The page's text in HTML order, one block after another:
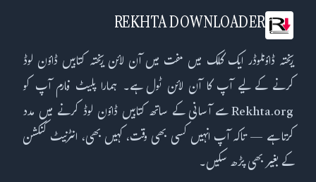
REKHTA DOWNLOADER
ریختہ ڈاؤنلوڈر ایک کلک میں مفت میں آن لائن ریختہ کتابیں ڈاؤن لوڈ
کرنے کے لیے آپ کا آن لائن ٹول ہے۔ ہمارا پلیٹ فارم آپ کو
Rekhta.org سے آسانی کے ساتھ کتابیں ڈاؤن لوڈ کرنے میں مدد
کرتا ہے — تاکہ آپ انہیں کسی بھی وقت، کہیں بھی، انٹرنیٹ کنکشن
کے بغیر بھی پڑھ سکیں۔